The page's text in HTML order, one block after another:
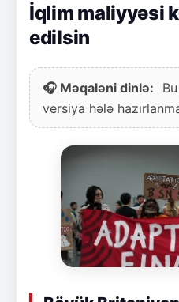
İqlim maliyyəsi
edilsin
🎧 Məqaləni dinlə:
versiya hələ